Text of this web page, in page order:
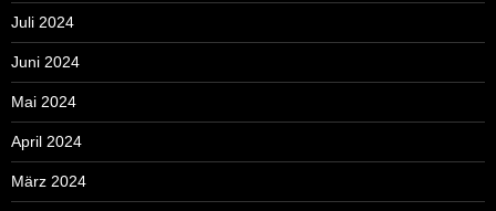
Juli 2024
Juni 2024
Mai 2024
April 2024
März 2024